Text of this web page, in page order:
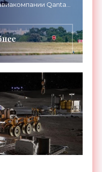
Qantas
до 24